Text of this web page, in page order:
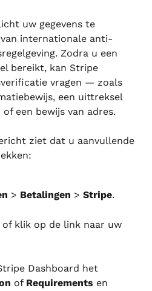
uw gegevens te
internationale anti-
Zodra u een
bereikt, kan Stripe
vragen — zoals
een uittreksel
een bewijs van adres.
ziet dat u aanvullende
> Betalingen > Stripe.
klik op de link naar uw
Dashboard het
of Requirements en